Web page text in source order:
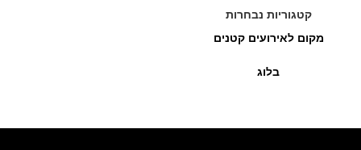
קטגוריות נבחרות
מקום לאירועים קטנים
בלוג